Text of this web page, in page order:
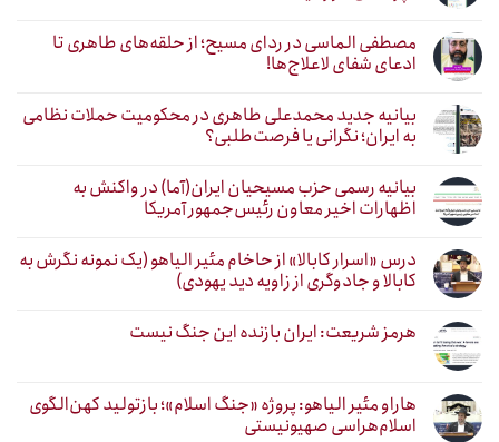
مصطفی الماسی در ردای مسیح؛ از حلقه‌های طاهری تا
ادعای شفای لاعلاج‌ها!
بیانیه جدید محمدعلی طاهری در محکومیت حملات نظامی
به ایران؛ نگرانی یا فرصت‌طلبی؟
بیانیه رسمی حزب مسیحیان ایران(آما) در واکنش به
اظهارات اخیر معاون رئیس‌جمهور آمریکا
درس «اسرار کابالا» از حاخام مئیر الیاهو (یک نمونه نگرش به
کابالا و جادوگری از زاویه دید یهودی)
هرمز شریعت: ایران بازنده این جنگ نیست
هاراو مئیر الیاهو: پروژه «جنگ اسلام»؛ بازتولید کهن‌الگوی
اسلام‌هراسی صهیونیستی